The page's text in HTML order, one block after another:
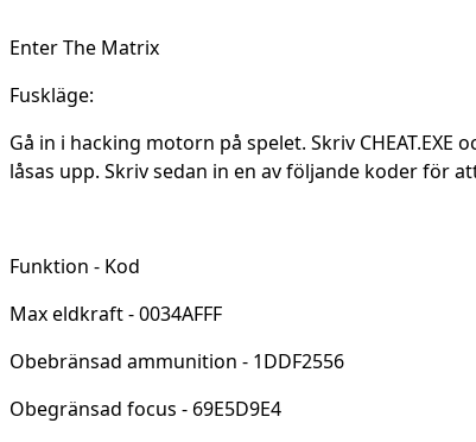
Enter The Matrix
Fuskläge:
Gå in i hacking motorn på spelet. Skriv
låsas upp. Skriv sedan in en av följande koder för
Funktion - Kod
Max eldkraft - 0034AFFF
Obebränsad ammunition - 1DDF2556
Obegränsad focus - 69E5D9E4